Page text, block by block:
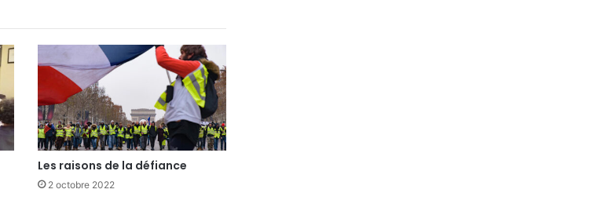
Les raisons de la défiance
2 octobre 2022